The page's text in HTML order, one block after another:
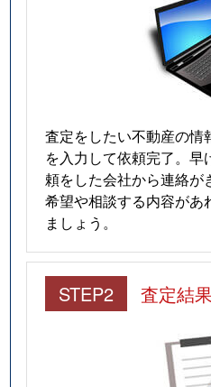
査定をしたい不動産の情
を入力して依頼完了。早
頼をした会社から連絡が
希望や相談する内容があ
ましょう。
STEP2 査定結